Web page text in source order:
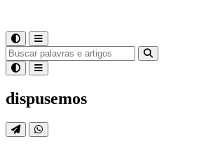
dispusemos